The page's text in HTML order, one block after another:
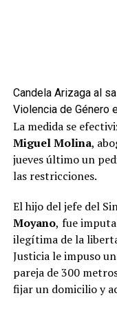
Candela Arizaga al
Violencia de Género
La medida se
Miguel Molina,
jueves último un
las restricciones.
El hijo del jefe del
Moyano, fue
ilegítima de la
Justicia le impuso
pareja de 300
fijar un domicilio y